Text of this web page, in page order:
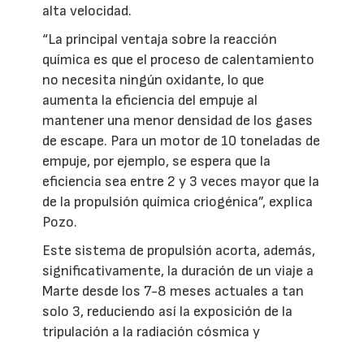
alta velocidad.
“La principal ventaja sobre la reacción
química es que el proceso de calentamiento
no necesita ningún oxidante, lo que
aumenta la eficiencia del empuje al
mantener una menor densidad de los gases
de escape. Para un motor de 10 toneladas de
empuje, por ejemplo, se espera que la
eficiencia sea entre 2 y 3 veces mayor que la
de la propulsión química criogénica”, explica
Pozo.
Este sistema de propulsión acorta, además,
significativamente, la duración de un viaje a
Marte desde los 7-8 meses actuales a tan
solo 3, reduciendo así la exposición de la
tripulación a la radiación cósmica y